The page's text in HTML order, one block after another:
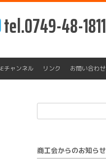
tel.0749-48-1811
チャンネル リンク お問い合わせ
索:
商工会からのお知らせ